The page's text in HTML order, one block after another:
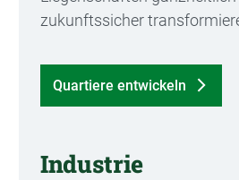
zukunftssicher
Quartiere entwickeln
Industrie